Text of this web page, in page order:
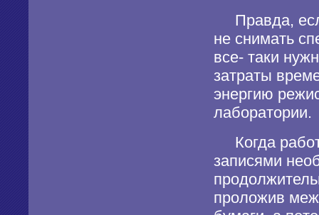
Правда,
не снимать
все- таки
затраты
энергию
лаборатории.
Когда
записями
проложив